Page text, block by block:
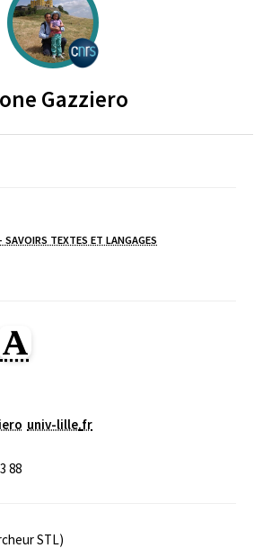
CENTRE NATIONAL DE LA
Gazziero
SAVOIRS TEXTES ET LANGAGES
membre (Ouverture dans une nouvelle fenêtre)
leone-gazziero (Ouverture dans une nouvelle
Page Academia du membre (Ouverture dans une
univ-lille.fr
88
STL)